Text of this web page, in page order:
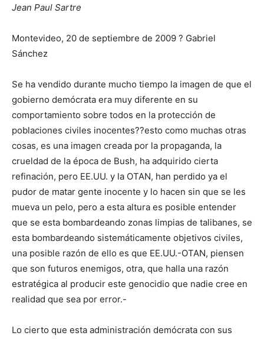
Jean Paul Sartre
Montevideo, 20 de septiembre de 2009 ? Gabriel
Sánchez
Se ha vendido durante mucho tiempo la imagen de que el
gobierno demócrata era muy diferente en su
comportamiento sobre todos en la protección de
poblaciones civiles inocentes??esto como muchas otras
cosas, es una imagen creada por la propaganda, la
crueldad de la época de Bush, ha adquirido cierta
refinación, pero EE.UU. y la OTAN, han perdido ya el
pudor de matar gente inocente y lo hacen sin que se les
mueva un pelo, pero a esta altura es posible entender
que se esta bombardeando zonas limpias de talibanes, se
esta bombardeando sistemáticamente objetivos civiles,
una posible razón de ello es que EE.UU.-OTAN, piensen
que son futuros enemigos, otra, que halla una razón
estratégica al producir este genocidio que nadie cree en
realidad que sea por error.-
Lo cierto que esta administración demócrata con sus